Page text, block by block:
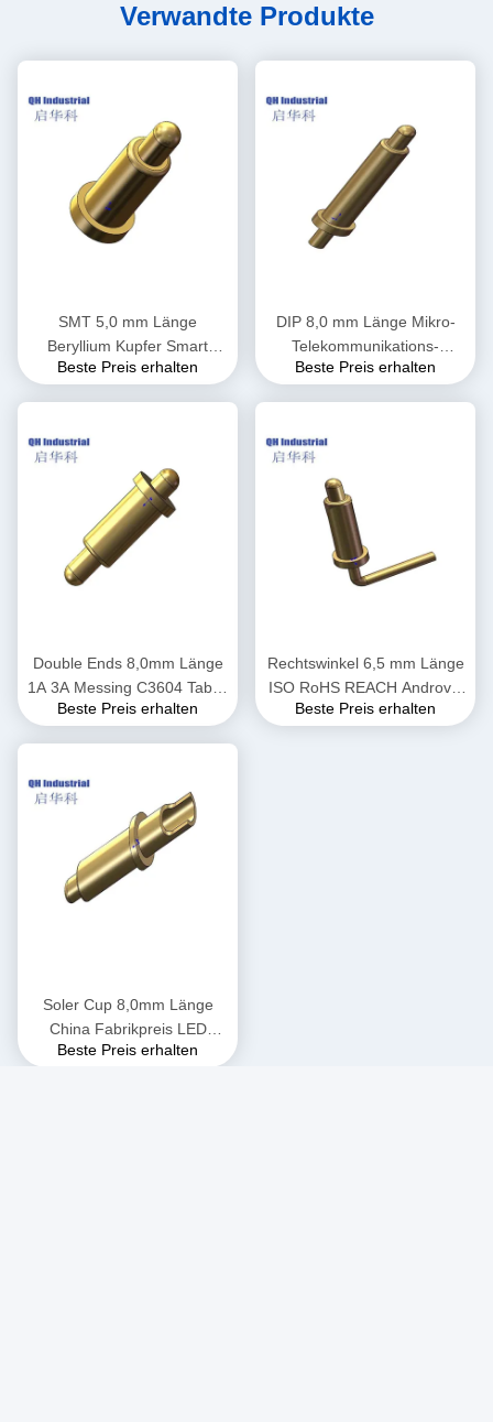
Verwandte Produkte
SMT 5,0 mm Länge
Beryllium Kupfer Smart
Watch Doppelkopf RF 1A 2A
Beste Preis erhalten
DIP 8,0 mm Länge Mikro-
Telekommunikations-
Lötkugel SMT DIP SMT
Beste Preis erhalten
Double Ends 8,0mm Länge
1A 3A Messing C3604 Tablet
Tastaturstecker SMA SMD
Beste Preis erhalten
Rechtswinkel 6,5 mm Länge
ISO RoHS REACH Androvid
TV-Box doppeltes Ende
Beste Preis erhalten
Soler Cup 8,0mm Länge
China Fabrikpreis LED
Ethernet Smart Watch
Beste Preis erhalten